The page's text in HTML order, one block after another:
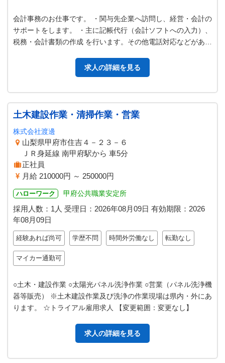
会計事務のお仕事です。 ・関与先企業へ訪問し、経営・会計の
サポートをします。 ・主に記帳代行（会計ソフトへの入力）、
税務・会計書類の作成 を行います。その他電話対応などがあり
求人の詳細を見る
土木建設作業・清掃作業・営業
株式会社渡邊
山梨県甲府市住吉４－２３－６
ＪＲ身延線 南甲府駅から 車5分
正社員
月給 210000円 ～ 250000円
ハローワーク 甲府公共職業安定所
採用人数：1人 受理日： 2026年08月09日 有効期限： 2026
年08月09日
経験あれば尚可 学歴不問 時間外労働なし 転勤なし
マイカー通勤可
○土木・建設作業 ○太陽光パネル洗浄作業 ○営業（パネル洗浄機
器等販売） ※土木建設作業及び洗浄の作業現場は県内・外にあ
ります。 ☆トライアル雇用求人 【変更範囲：変更なし】
求人の詳細を見る